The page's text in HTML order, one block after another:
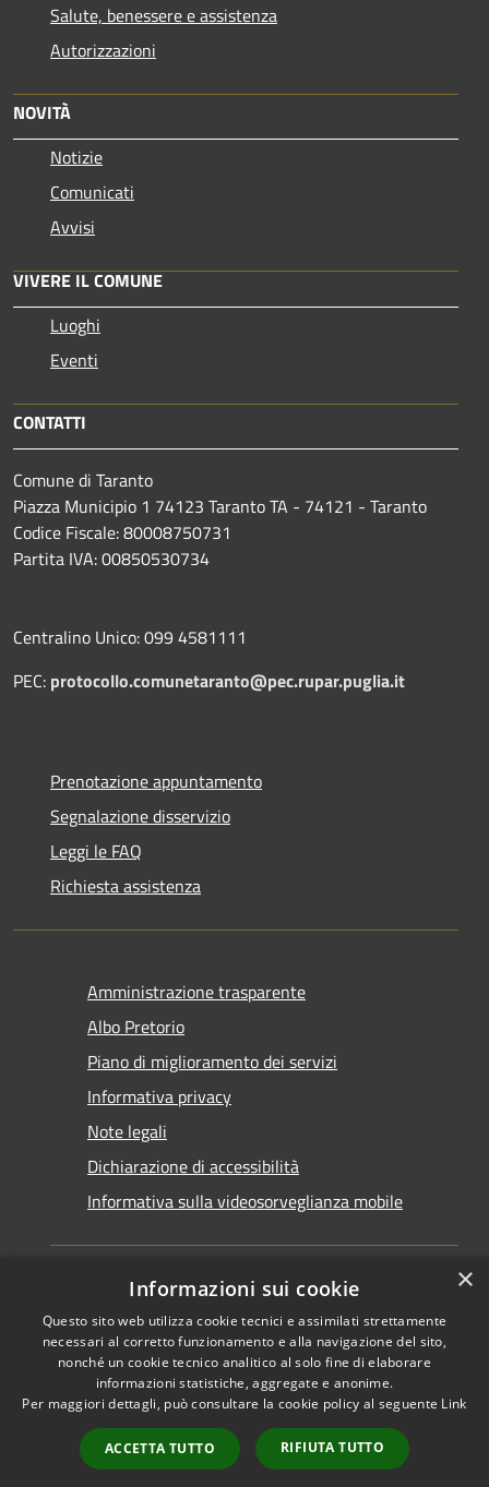
Salute, benessere e assistenza
Autorizzazioni
NOVITÀ
Notizie
Comunicati
Avvisi
VIVERE IL COMUNE
Luoghi
Eventi
CONTATTI
Comune di Taranto
Piazza Municipio 1 74123 Taranto TA - 74121 - Taranto
Codice Fiscale: 80008750731
Partita IVA: 00850530734
Centralino Unico: 099 4581111
PEC: protocollo.comunetaranto@pec.rupar.puglia.it
Prenotazione appuntamento
Segnalazione disservizio
Leggi le FAQ
Richiesta assistenza
Amministrazione trasparente
Albo Pretorio
Piano di miglioramento dei servizi
Informativa privacy
Note legali
Dichiarazione di accessibilità
Informativa sulla videosorveglianza mobile
RSS
Accessibilità
Cookie
Mappa del sito
Area riservata del
Copyright © 2026 • Comune di
Taranto • Powered by
Municipium•Accesso
redazione
×
Informazioni sui cookie
Questo sito web utilizza cookie tecnici e assimilati strettamente
necessari al corretto funzionamento e alla navigazione del sito,
nonché un cookie tecnico analitico al solo fine di elaborare
informazioni statistiche, aggregate e anonime.
Per maggiori dettagli, può consultare la cookie policy al seguente Link
ACCETTA TUTTO RIFIUTA TUTTO